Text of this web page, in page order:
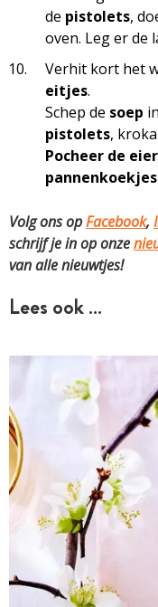
de pistolets,
oven. Leg er de
Verhit kort het
eitjes.
Schep de soep
pistolets,
Pocheer de
pannenkoekjes
Volg ons opFacebook,
schrijf je in op onze
van alle nieuwtjes!
Lees ook …